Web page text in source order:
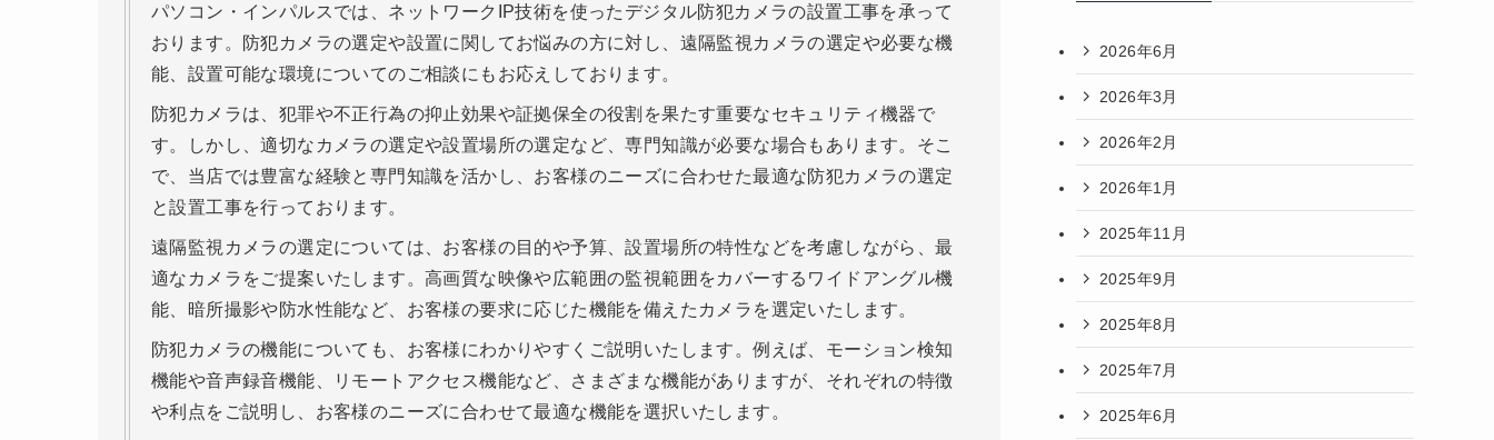
パソコン・インパルスでは、ネットワークIP技術を使ったデジタル防犯カメラの設置工事を承って
おります。防犯カメラの選定や設置に関してお悩みの方に対し、遠隔監視カメラの選定や必要な機
能、設置可能な環境についてのご相談にもお応えしております。
防犯カメラは、犯罪や不正行為の抑止効果や証拠保全の役割を果たす重要なセキュリティ機器で
す。しかし、適切なカメラの選定や設置場所の選定など、専門知識が必要な場合もあります。そこ
で、当店では豊富な経験と専門知識を活かし、お客様のニーズに合わせた最適な防犯カメラの選定
と設置工事を行っております。
遠隔監視カメラの選定については、お客様の目的や予算、設置場所の特性などを考慮しながら、最
適なカメラをご提案いたします。高画質な映像や広範囲の監視範囲をカバーするワイドアングル機
能、暗所撮影や防水性能など、お客様の要求に応じた機能を備えたカメラを選定いたします。
防犯カメラの機能についても、お客様にわかりやすくご説明いたします。例えば、モーション検知
機能や音声録音機能、リモートアクセス機能など、さまざまな機能がありますが、それぞれの特徴
や利点をご説明し、お客様のニーズに合わせて最適な機能を選択いたします。
2026年6月
2026年3月
2026年2月
2026年1月
2025年11月
2025年9月
2025年8月
2025年7月
2025年6月